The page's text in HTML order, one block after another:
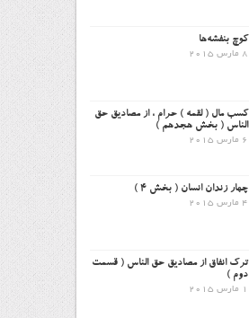
کوچ بنفشه‌ها
8 مارس 2015
کسب مال ( لقمه ) حرام ، از مصادیق حق
الناس ( بخش هجدهم )
6 مارس 2015
چهار زندان انسان ( بخش ۴ )
4 مارس 2015
ترک انفاق از مصادیق حق الناس ( قسمت
دوم )
1 مارس 2015